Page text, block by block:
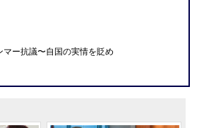
ー抗議〜自国の実情を貶め